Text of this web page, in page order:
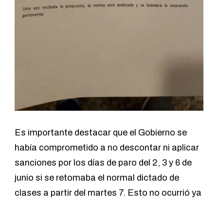
Es importante destacar que el Gobierno se
había comprometido a no descontar ni aplicar
sanciones por los días de paro del 2, 3 y 6 de
junio si se retomaba el normal dictado de
clases a partir del martes 7. Esto no ocurrió ya